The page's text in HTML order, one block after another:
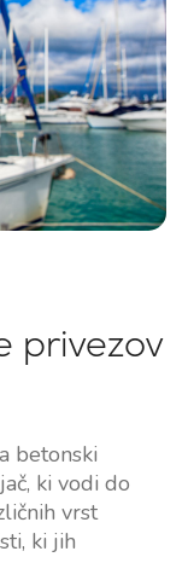
privezov
betonski
ki vodi do
vrst
ki jih